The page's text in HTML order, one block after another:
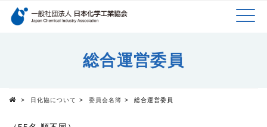
検索キーワード
総合運営委員
> 日化協について > 委員会名簿 > 総合運営委員